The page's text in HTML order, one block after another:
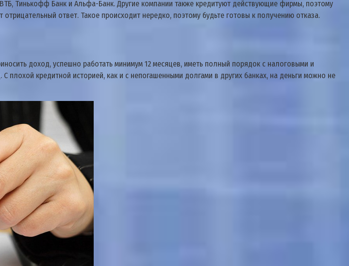
Тинькофф Банк и Альфа-Банк. Другие компании также кредитуют действующие фирмы, поэтому
ответ. Такое происходит нередко, поэтому будьте готовы к получению отказа.
доход, успешно работать минимум 12 месяцев, иметь полный порядок с налоговыми и
плохой кредитной историей, как и с непогашенными долгами в других банках, на деньги можно не